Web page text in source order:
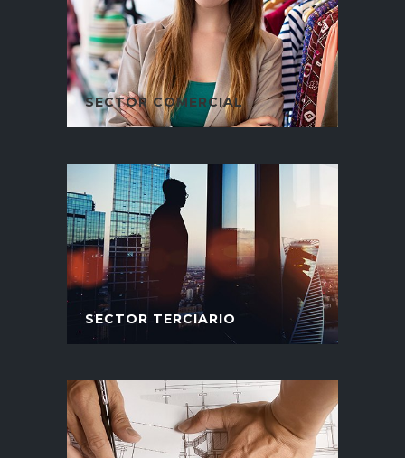
SECTOR COMERCIAL
SECTOR TERCIARIO